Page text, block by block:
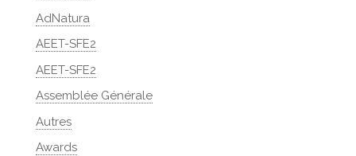
AdNatura
AEET-SFE2
AEET-SFE2
Assemblée Générale
Autres
Awards